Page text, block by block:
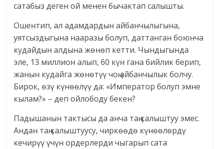
сатабыз деген ой менен бычактап салышты.
Ошентип, ал адамдардын айбанчылыгына,
уятсыздыгына нааразы болуп, даттанган боюнча
кудайдын алдына жөнөп кетти. Чындыгында
эле, 13 миллион алып, 60 күн гана бийлик берип,
жанын кудайга жөнөтүү чоң айбанчылык болчу.
Бирок, өзү күнөөлүү да: «Император болуп эмне
кылам?» – деп ойлободу бекен?
Падышанын тактысы да анча таң калыштуу эмес.
Андан таң калыштуусу, чиркөөдө күнөөлөрдү
кечирүү үчүн ордерлерди чыгарып сата